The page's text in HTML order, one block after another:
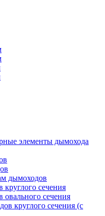
элементы дымохода
дымоходов
круглого сечения
овального сечения
круглого сечения (с